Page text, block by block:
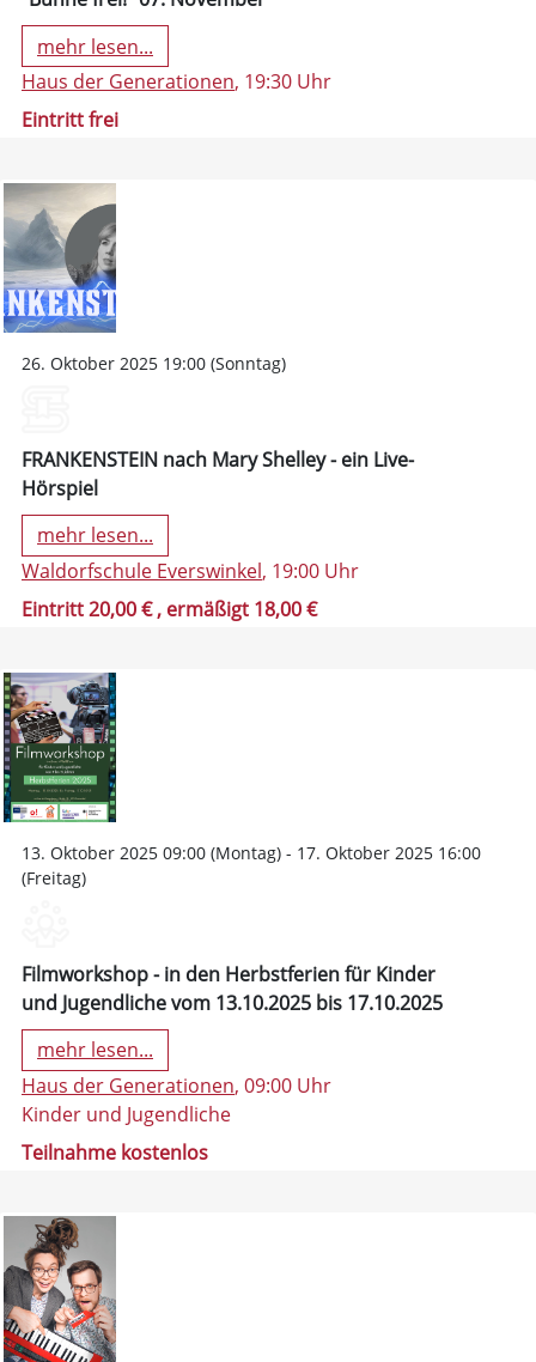
mehr lesen...
Haus der Generationen, 19:30 Uhr
Eintritt frei
26. Oktober 2025 19:00 (Sonntag)
FRANKENSTEIN nach Mary Shelley - ein Live-
Hörspiel
mehr lesen...
Waldorfschule Everswinkel, 19:00 Uhr
Eintritt 20,00 €, ermäßigt 18,00 €
13. Oktober 2025 09:00 (Montag) - 17. Oktober 2025 16:00
(Freitag)
Filmworkshop - in den Herbstferien für Kinder
und Jugendliche vom 13.10.2025 bis 17.10.2025
mehr lesen...
Haus der Generationen, 09:00 Uhr
Kinder und Jugendliche
Teilnahme kostenlos